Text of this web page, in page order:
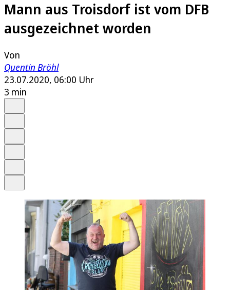
Mann aus Troisdorf ist vom DFB
ausgezeichnet worden
Von
Quentin Bröhl
23.07.2020, 06:00 Uhr
3 min